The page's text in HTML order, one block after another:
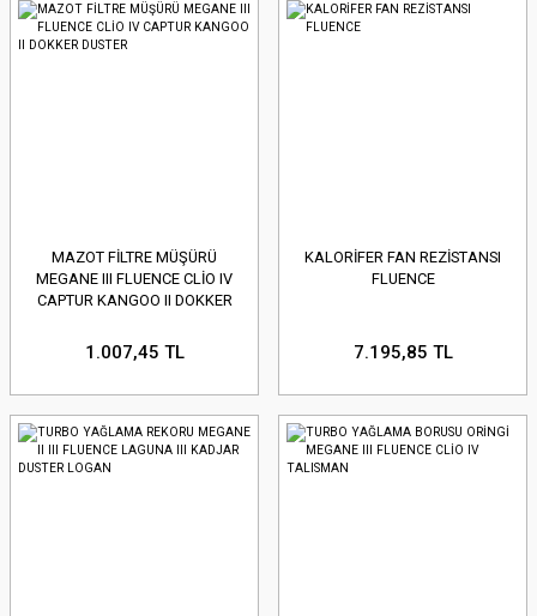
MAZOT FİLTRE MÜŞÜRÜ
MEGANE III FLUENCE CLİO IV
CAPTUR KANGOO II DOKKER
1.007,45 TL
KALORİFER FAN REZİSTANSI
FLUENCE
7.195,85 TL